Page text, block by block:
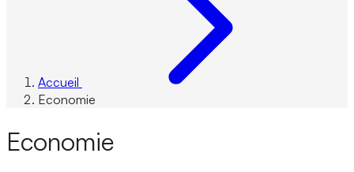
Accueil
Economie
Economie